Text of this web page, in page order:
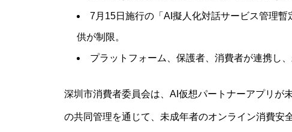
7月15日施行の「AI擬人化対話サービス管理
供が制限。
プラットフォーム、保護者、消費者が連携し
深圳市消費者委員会は、AI仮想パートナーアプリが
の共同管理を通じて、未成年者のオンライン消費安